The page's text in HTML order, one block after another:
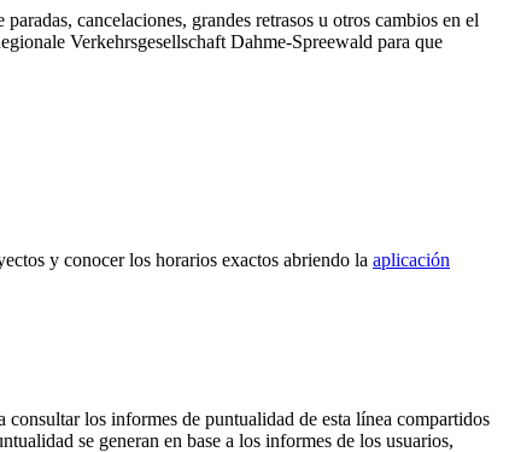
cancelaciones, grandes retrasos u otros cambios en el
Verkehrsgesellschaft Dahme-Spreewald para que
y conocer los horarios exactos abriendo la aplicación
consultar los informes de puntualidad de esta línea compartidos
se generan en base a los informes de los usuarios,